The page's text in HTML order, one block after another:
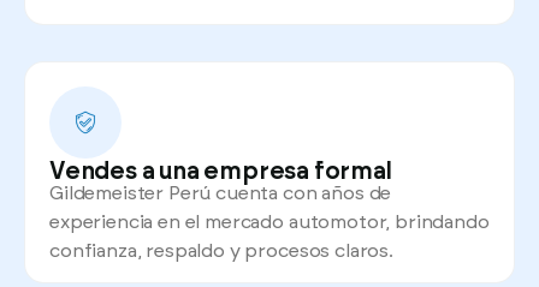
Vendes a una empresa formal
Gildemeister Perú cuenta con años de
experiencia en el mercado automotor, brindando
confianza, respaldo y procesos claros.